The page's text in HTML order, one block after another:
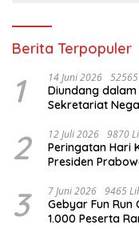
Berita Terpopuler
1 14 Juni 2026
Diundang
Sekretariat
2 12 Juli 2026 9870
Peringatan Hari
Presiden
3 7 Juni 2026 9465
Gebyar Fun Run
1.000 Peserta